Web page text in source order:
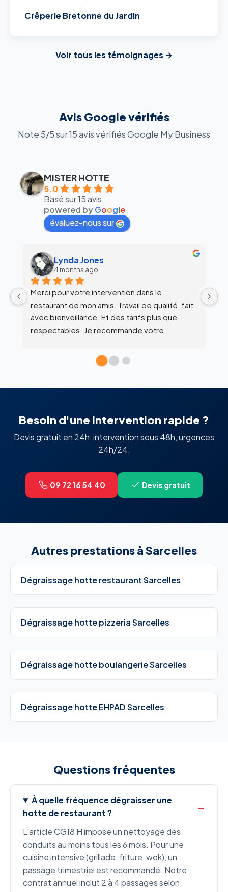
Crêperie Bretonne du Jardin
Voir tous les témoignages →
Avis Google vérifiés
Note 5/5 sur 15 avis vérifiés Google My Business
MISTER HOTTE
5.0
Basé sur 15 avis
powered byGoogle
évaluez-nous sur
alex siegfried
6 months ago
Équipe super clean !
Besoin d'une intervention rapide ?
Devis gratuit en 24h, intervention sous 48h, urgences
24h/24.
09 72 16 54 40 Devis gratuit
Autres prestations à Sarcelles
Dégraissage hotte restaurant Sarcelles
Dégraissage hotte pizzeria Sarcelles
Dégraissage hotte boulangerie Sarcelles
Dégraissage hotte EHPAD Sarcelles
Questions fréquentes
À quelle fréquence dégraisser une
hotte de restaurant ?
L'article CG18 H impose un nettoyage des
conduits au moins tous les 6 mois. Pour une
cuisine intensive (grillade, friture, wok), un
passage trimestriel est recommandé. Notre
contrat annuel inclut 2 à 4 passages selon